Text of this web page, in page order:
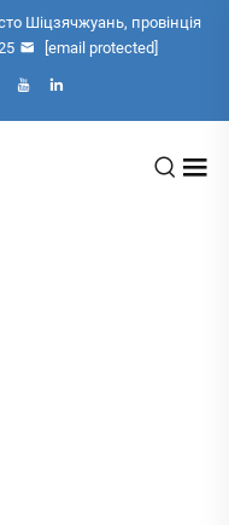
Шіцзячжуань, провінція
[email protected]